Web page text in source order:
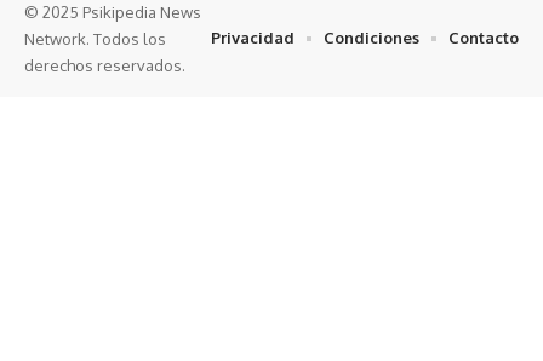
© 2025 Psikipedia News
Network. Todos los
derechos reservados.
Privacidad Condiciones Contacto